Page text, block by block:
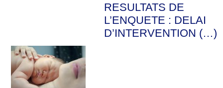
RESULTATS DE
L’ENQUETE : DELAI
D’INTERVENTION (…)